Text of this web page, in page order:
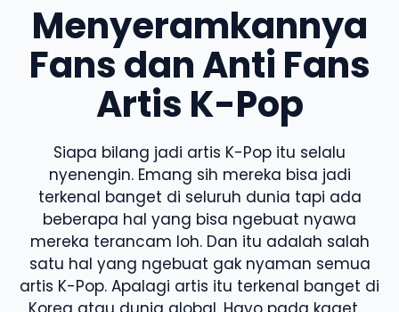
Menyeramkannya
Fans dan Anti Fans
Artis K-Pop
Siapa bilang jadi artis K-Pop itu selalu
nyenengin. Emang sih mereka bisa jadi
terkenal banget di seluruh dunia tapi ada
beberapa hal yang bisa ngebuat nyawa
mereka terancam loh. Dan itu adalah salah
satu hal yang ngebuat gak nyaman semua
artis K-Pop. Apalagi artis itu terkenal banget di